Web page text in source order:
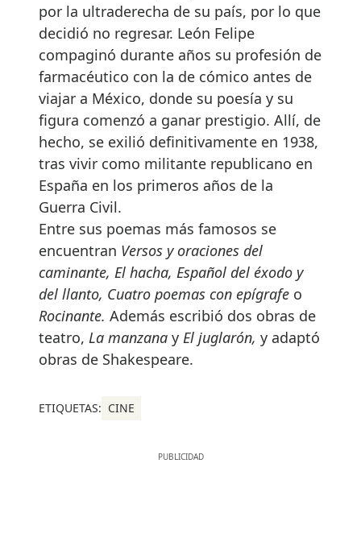
por la ultraderecha de su país, por lo que
decidió no regresar. León Felipe
compaginó durante años su profesión de
farmacéutico con la de cómico antes de
viajar a México, donde su poesía y su
figura comenzó a ganar prestigio. Allí, de
hecho, se exilió definitivamente en 1938,
tras vivir como militante republicano en
España en los primeros años de la
Guerra Civil.
Entre sus poemas más famosos se
encuentran Versos y oraciones del
caminante, El hacha, Español del éxodo y
del llanto, Cuatro poemas con epígrafe o
Rocinante. Además escribió dos obras de
teatro, La manzana y El juglarón, y adaptó
obras de Shakespeare.
ETIQUETAS: CINE